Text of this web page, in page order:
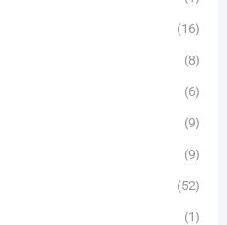
(16)
(8)
(6)
(9)
(9)
(52)
(1)